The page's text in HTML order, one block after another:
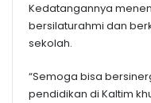
Kedatangannya
bersilaturahmi dan
sekolah.
“Semoga bisa
pendidikan di Kaltim